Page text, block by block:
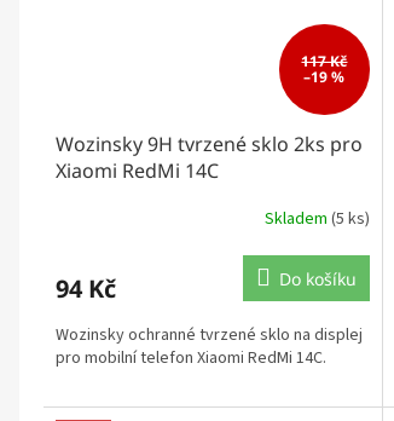
117 Kč
–19 %
Wozinsky 9H tvrzené sklo 2ks pro
Xiaomi RedMi 14C
Skladem (5 ks)
94 Kč Do košíku
Wozinsky ochranné tvrzené sklo na displej
pro mobilní telefon Xiaomi RedMi 14C.